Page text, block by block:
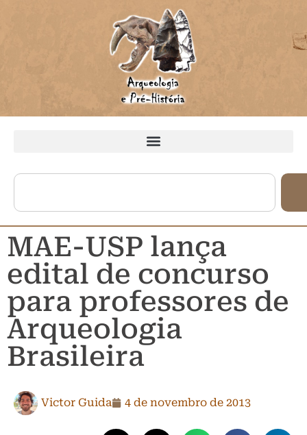
MAE-USP lança
edital de concurso
para professores de
Arqueologia
Brasileira
Victor Guida 4 de novembro de 2013